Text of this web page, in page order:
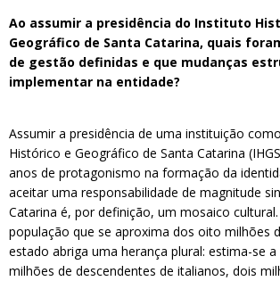
Ao assumir a presidência do Instituto
Geográfico de Santa Catarina, quais
de gestão definidas e que mudanças
implementar na entidade?
Assumir a presidência de uma instituição
Histórico e Geográfico de Santa Catarina
anos de protagonismo na formação da
aceitar uma responsabilidade de magnitude
Catarina é, por definição, um mosaico
população que se aproxima dos oito milhões
estado abriga uma herança plural: estima-se
milhões de descendentes de italianos, dois